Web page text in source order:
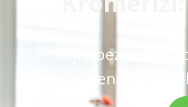
Získejte
renovaci